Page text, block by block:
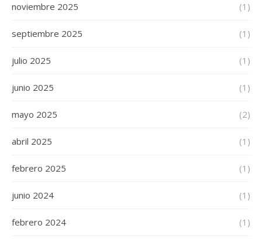
noviembre 2025 (1)
septiembre 2025 (1)
julio 2025 (1)
junio 2025 (1)
mayo 2025 (2)
abril 2025 (1)
febrero 2025 (1)
junio 2024 (1)
febrero 2024 (1)